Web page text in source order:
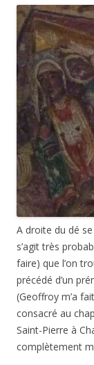
A droite du dé
s’agit très
faire) que l’on
précédé d’un
(Geoffroy m’a
consacré au
Saint-Pierre à
complètement